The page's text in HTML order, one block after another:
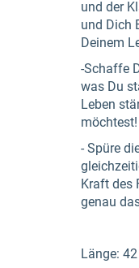
und der
und Dich
Deinem
-Schaffe
was Du
Leben
möchtest!
- Spüre
Kraft des
genau
Länge: